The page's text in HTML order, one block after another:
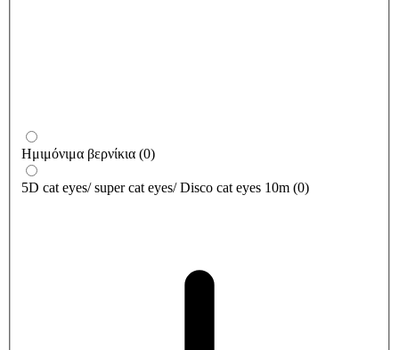
Ημιμόνιμα βερνίκια (0)
5D cat eyes/ super cat eyes/ Disco cat eyes 10m (0)